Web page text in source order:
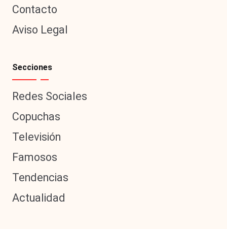
Contacto
Aviso Legal
Secciones
Redes Sociales
Copuchas
Televisión
Famosos
Tendencias
Actualidad